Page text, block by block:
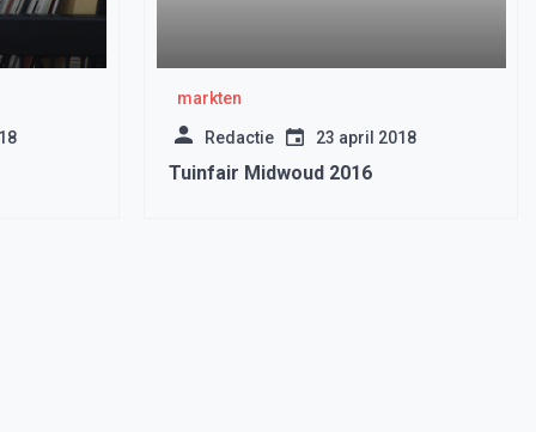
markten
Redactie 23 april 2018
Tuinfair Midwoud 2016